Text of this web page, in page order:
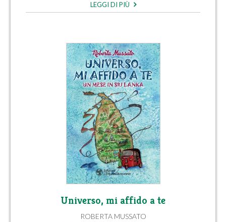
LEGGI DI PIÙ
Universo, mi affido a te
ROBERTA MUSSATO